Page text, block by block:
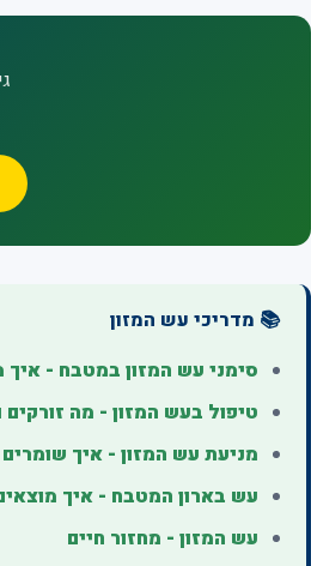
📚 מדריכי עש המזון
סימני עש המזון במטבח - איך
טיפול בעש המזון - מה זורקים
מניעת עש המזון - איך שומרים
עש בארון המטבח - איך
עש המזון - מחזור חיים